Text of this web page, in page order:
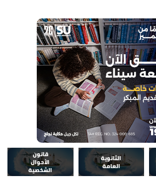
الثانوية
العامة
قانون
الأحوال
الشخصية